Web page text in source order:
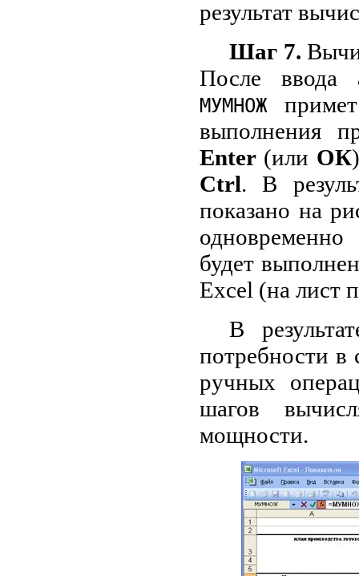
результат
Шаг 7.
После ввода
МУМНОЖ
выполнения
Enter (или ОК
Ctrl. В
показано на
будет
Excel (на лист
В
потребности в
ручных
шагов
мощности.